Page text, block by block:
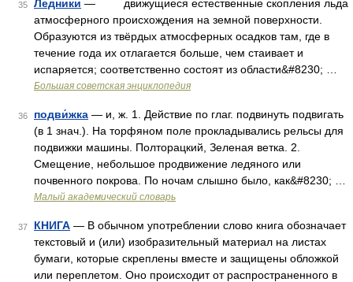
35 Ледники — движущиеся естественные скопления льда
атмосферного происхождения на земной поверхности.
Образуются из твёрдых атмосферных осадков там, где в
течение года их отлагается больше, чем стаивает и
испаряется; соответственно состоят из области&#8230; …
Большая советская энциклопедия
36 подви́жка — и, ж. 1. Действие по глаг. подвинуть подвигать
(в 1 знач.). На торфяном поле прокладывались рельсы для
подвижки машины. Полторацкий, Зеленая ветка. 2.
Смещение, небольшое продвижение ледяного или
почвенного покрова. По ночам слышно было, как&#8230; …
Малый академический словарь
37 КНИГА — В обычном употреблении слово книга обозначает
текстовый и (или) изобразительный материал на листах
бумаги, которые скреплены вместе и защищены обложкой
или переплетом. Оно происходит от распространенного в